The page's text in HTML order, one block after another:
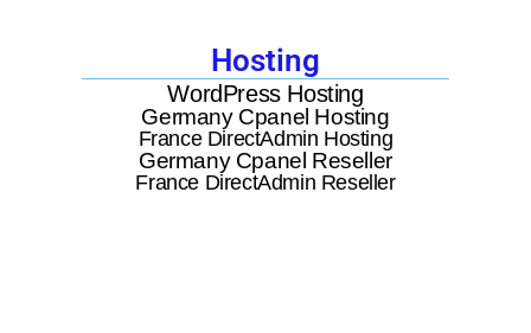
Hosting
WordPress Hosting
Germany Cpanel Hosting
France DirectAdmin Hosting
Germany Cpanel Reseller
France DirectAdmin Reseller